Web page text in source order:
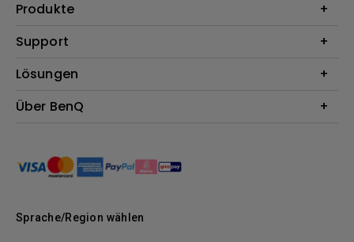
Produkte
Beamer
Lampen
Webcams
Support
Kontakt
Reparaturservice
BenQ Blog
Lösungen
Für Unternehmen
Über BenQ
Nachhaltigkeit
News
Sprache/Region wählen